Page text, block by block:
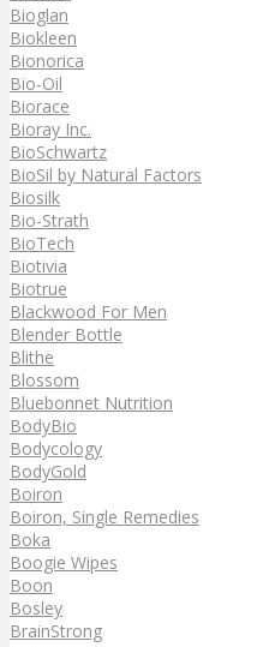
Bioglan
Biokleen
Bionorica
Bio-Oil
Biorace
Bioray Inc.
BioSchwartz
BioSil by Natural Factors
Biosilk
Bio-Strath
BioTech
Biotivia
Biotrue
Blackwood For Men
Blender Bottle
Blithe
Blossom
Bluebonnet Nutrition
BodyBio
Bodycology
BodyGold
Boiron
Boiron, Single Remedies
Boka
Boogie Wipes
Boon
Bosley
BrainStrong